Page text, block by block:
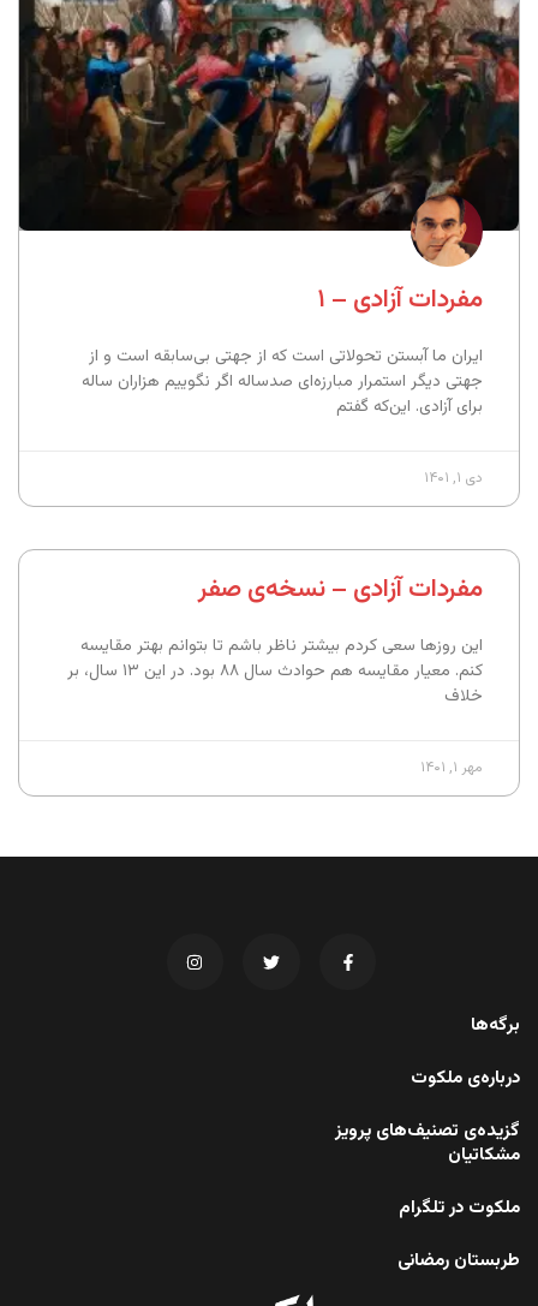
مفردات آزادی – ۱
ایران ما آبستن تحولاتی است که از جهتی بی‌سابقه است و از
جهتی دیگر استمرار مبارزه‌‌ای صدساله اگر نگوییم هزاران ساله
برای آزادی. این‌که گفتم
دی ۱, ۱۴۰۱
مفردات آزادی – نسخه‌ی صفر
این روزها سعی کردم بیشتر ناظر باشم تا بتوانم بهتر مقایسه
کنم. معیار مقایسه هم حوادث سال ۸۸ بود. در این ۱۳ سال، بر
خلاف
مهر ۱, ۱۴۰۱
برگه‌ها
درباره‌ی ملکوت
گزیده‌ی تصنیف‌های پرویز
مشکاتیان
ملکوت در تلگرام
طربستان رمضانی